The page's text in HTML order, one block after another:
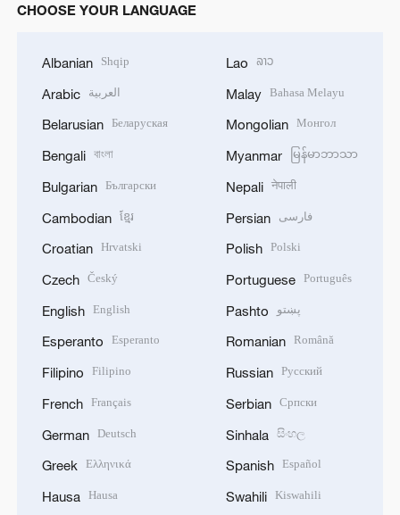
CHOOSE YOUR LANGUAGE
Albanian Shqip
Arabic العربية
Belarusian Беларуская
Bengali বাংলা
Bulgarian Български
Cambodian ខ្មែរ
Croatian Hrvatski
Czech Český
English English
Esperanto Esperanto
Filipino Filipino
French Français
German Deutsch
Greek Ελληνικά
Hausa Hausa
Lao ລາວ
Malay Bahasa Melayu
Mongolian Монгол
Myanmar မြန်မာဘာသာ
Nepali नेपाली
Persian فارسی
Polish Polski
Portuguese Português
Pashto پښتو
Romanian Română
Russian Русский
Serbian Српски
Sinhala සිංහල
Spanish Español
Swahili Kiswahili